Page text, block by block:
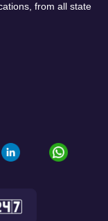
from all state